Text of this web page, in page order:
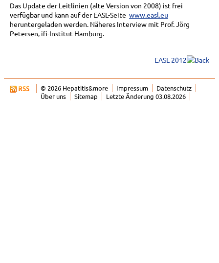
Das Update der Leitlinien (alte Version von 2008) ist frei
verfügbar und kann auf der EASL-Seite www.easl.eu
heruntergeladen werden. Näheres Interview mit Prof. Jörg
Petersen, ifi-Institut Hamburg.
EASL 2012
© 2026 Hepatitis&more Impressum
Datenschutz
Über uns
Sitemap Letzte Änderung 03.08.2026